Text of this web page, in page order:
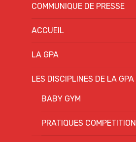
COMMUNIQUE DE PRESSE
ACCUEIL
LA GPA
LES DISCIPLINES DE LA GPA
BABY GYM
PRATIQUES COMPETITION